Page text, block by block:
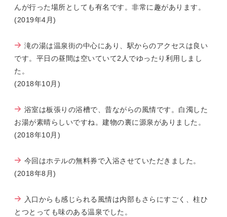
んが行った場所としても有名です。非常に趣があります。
(2019年4月)
滝の湯は温泉街の中心にあり、駅からのアクセスは良い
です。平日の昼間は空いていて2人でゆったり利用しまし
た。
(2018年10月)
浴室は板張りの浴槽で、昔ながらの風情です。白濁した
お湯が素晴らしいですね。建物の裏に源泉がありました。
(2018年10月)
今回はホテルの無料券で入浴させていただきました。
(2018年8月)
入口からも感じられる風情は内部もさらにすごく、柱ひ
とつとっても味のある温泉でした。